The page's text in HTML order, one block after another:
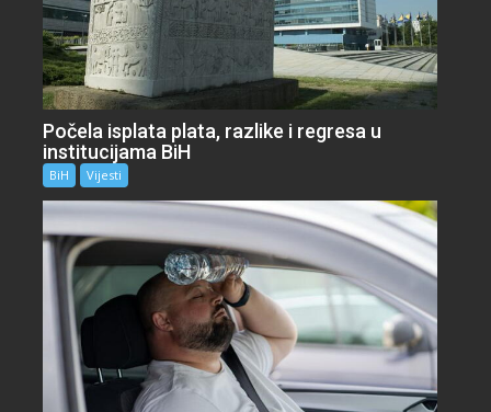
Počela isplata plata, razlike i regresa u
institucijama BiH
BiH Vijesti